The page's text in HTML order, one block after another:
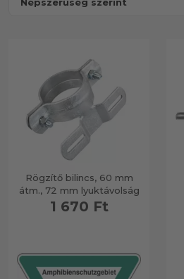
Rögzítő bilincs, 60 mm
átm., 72 mm lyuktávolság
1 670 Ft